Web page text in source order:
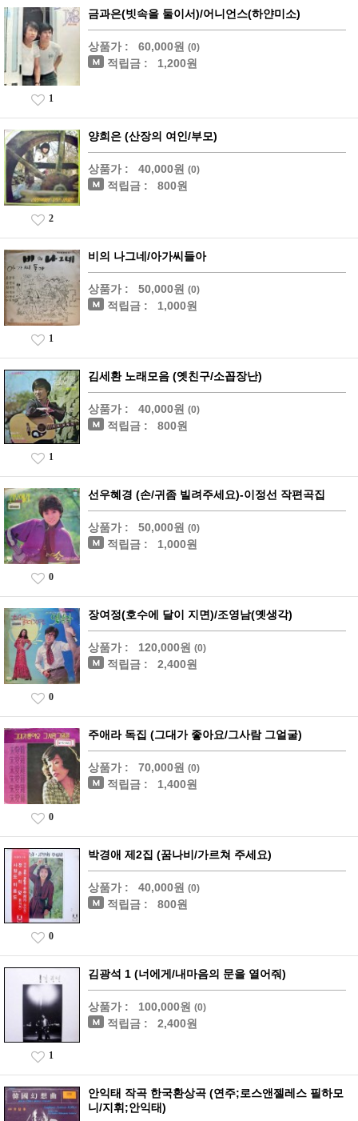
금과은(빗속을 둘이서)/어니언스(하얀미소)
상품가 : 60,000원 (0)
적립금 : 1,200원
1
양희은 (산장의 여인/부모)
상품가 : 40,000원 (0)
적립금 : 800원
2
비의 나그네/아가씨들아
상품가 : 50,000원 (0)
적립금 : 1,000원
1
김세환 노래모음 (옛친구/소꼽장난)
상품가 : 40,000원 (0)
적립금 : 800원
1
선우혜경 (손/귀좀 빌려주세요)-이정선 작편곡집
상품가 : 50,000원 (0)
적립금 : 1,000원
0
장여정(호수에 달이 지면)/조영남(옛생각)
상품가 : 120,000원 (0)
적립금 : 2,400원
0
주애라 독집 (그대가 좋아요/그사람 그얼굴)
상품가 : 70,000원 (0)
적립금 : 1,400원
0
박경애 제2집 (꿈나비/가르쳐 주세요)
상품가 : 40,000원 (0)
적립금 : 800원
0
김광석 1 (너에게/내마음의 문을 열어줘)
상품가 : 100,000원 (0)
적립금 : 2,400원
1
안익태 작곡 한국환상곡 (연주;로스앤젤레스 필하모
니/지휘;안익태)